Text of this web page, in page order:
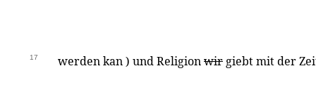
17 werden kan ) und Religionwir giebt mit der